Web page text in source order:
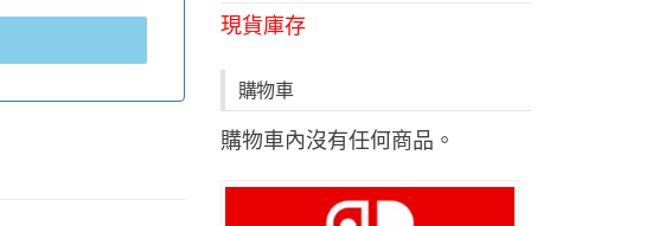
現貨庫存
購物車
購物車內沒有任何商品。